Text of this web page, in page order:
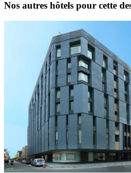
Nos autres hôtels pour cette